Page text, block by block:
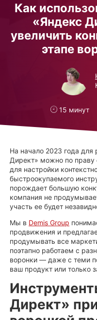
Новосибирск
Самара
Казань
Как
«Яндекс
увеличить
этапе
15 минут
На начало 2023 года для
Директ» можно по праву
для настройки
быстроокупаемого
порождает большую
компания не
участь ее будет
Мы в Demis Group
продвижения и
продумывать все
поэтапно работаем с
воронки — даже с теми
ваш продукт или только
Директ»